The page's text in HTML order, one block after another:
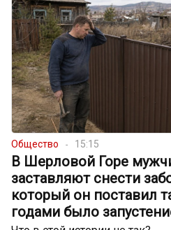
Общество 15:15
В Шерловой Горе
заставляют снести
который он поставил
годами было